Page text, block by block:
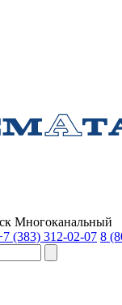
Многоканальный
(383) 312-02-07 8